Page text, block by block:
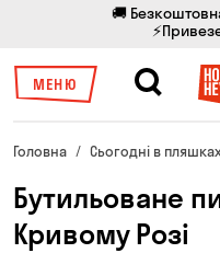
🚚
МЕНЮ
Головна Сьогодні в
Бутильоване
Кривому Розі